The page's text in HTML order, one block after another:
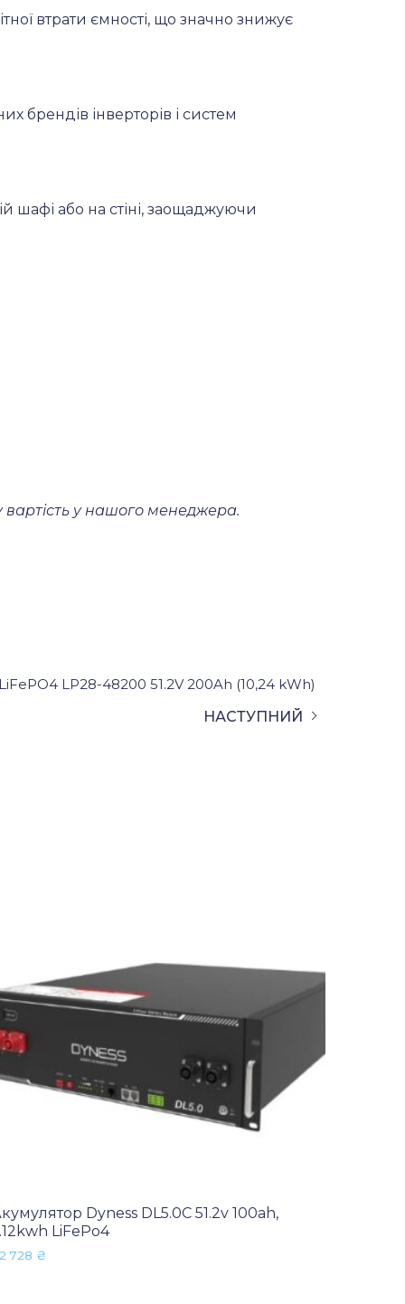
втрати ємності, що значно знижує
брендів інверторів і систем
шафі або на стіні, заощаджуючи
вартість у нашого менеджера.
LP28-48200 51.2V 200Ah (10,24 kWh)
НАСТУПНИЙ
Dyness DL5.0C 51.2v 100ah,
LiFePo4
728 ₴